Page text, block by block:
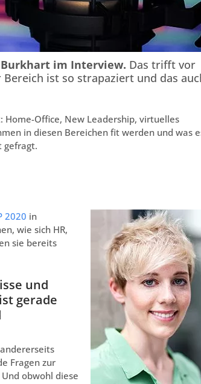
im Interview. Das trifft vor
ist so strapaziert und das
Office, New Leadership, virtuelles
in diesen Bereichen fit werden und was
gefragt.
2020 in
wie sich HR,
sie bereits
und
gerade
Fragen zur
obwohl diese